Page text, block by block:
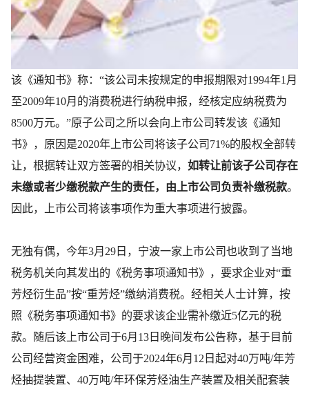
该《通知书》称：“该公司未按规定的申报期限对1994年1月
至2009年10月的消费税进行纳税申报，经核定应纳税费为
8500万元。”原子公司之所以会向上市公司转发该《通知
书》，原因是2020年上市公司将该子公司71%的股权全部转
让，根据转让双方签署的相关协议， 如转让前该子公司存在
未缴或者少缴税款产生的责任，由上市公司负责补缴税款。
因此，上市公司将该事项作为重大事项进行披露。
无独有偶，今年3月29日，宁波一家上市公司也收到了当地
税务机关向其发出的《税务事项通知书》，要求企业对“重
芳烃衍生品”按“重芳烃”缴纳消费税。经相关人士计算，按
照《税务事项通知书》的要求该企业需补缴近5亿元的税
款。随后该上市公司于6月13日晚间发布公告称，基于目前
公司经营资金困难，公司于2024年6月12日起对40万吨/年芳
烃抽提装置、40万吨/年环保芳烃油生产装置及相关配套装